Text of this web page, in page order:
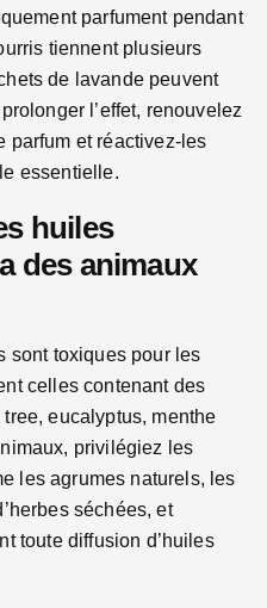
parfument pendant
tiennent plusieurs
de lavande peuvent
l’effet, renouvelez
parfum et réactivez-les
essentielle.
huiles
des animaux
sont toxiques pour les
celles contenant des
eucalyptus, menthe
privilégiez les
les agrumes naturels, les
séchées, et
toute diffusion d’huiles